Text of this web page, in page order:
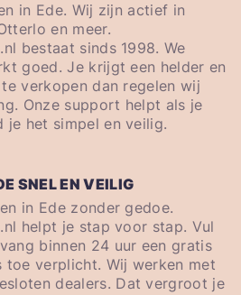
in Ede. Wij zijn actief in
en meer.
bestaat sinds 1998. We
goed. Je krijgt een helder en
verkopen dan regelen wij
Onze support helpt als je
je het simpel en veilig.
SNEL EN VEILIG
in Ede zonder gedoe.
helpt je stap voor stap. Vul
binnen 24 uur een gratis
toe verplicht. Wij werken met
dealers. Dat vergroot je